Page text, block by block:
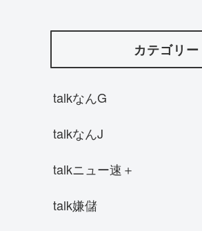
カテゴリー
talkなんG
talkなんJ
talkニュー速＋
talk嫌儲